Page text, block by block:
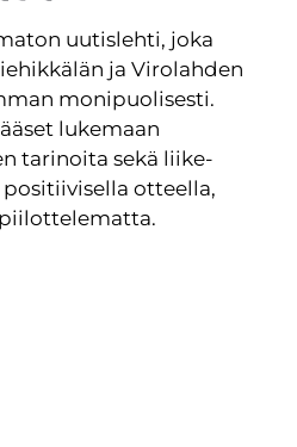
uutislehti, joka
ja Virolahden
monipuolisesti.
lukemaan
tarinoita sekä liike-
otteella,